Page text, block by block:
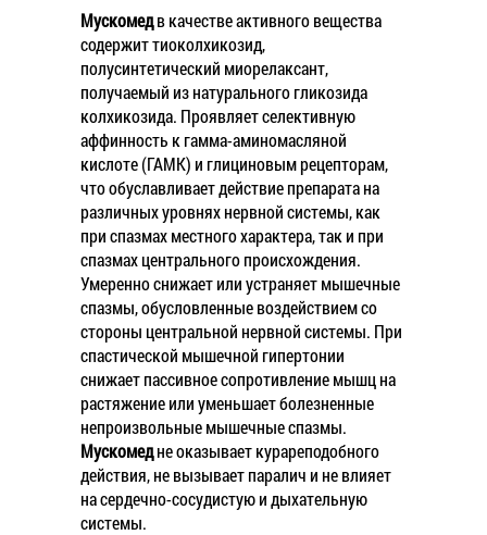
Мускомедв качестве активного вещества
содержит тиоколхикозид,
полусинтетический миорелаксант,
получаемый из натурального гликозида
колхикозида. Проявляет селективную
аффинность к гамма-аминомасляной
кислоте (ГАМК) и глициновым рецепторам,
что обуславливает действие препарата на
различных уровнях нервной системы, как
при спазмах местного характера, так и при
спазмах центрального происхождения.
Умеренно снижает или устраняет мышечные
спазмы, обусловленные воздействием со
стороны центральной нервной системы. При
спастической мышечной гипертонии
снижает пассивное сопротивление мышц на
растяжение или уменьшает болезненные
непроизвольные мышечные спазмы.
Мускомедне оказывает курареподобного
действия, не вызывает паралич и не влияет
на сердечно-сосудистую и дыхательную
системы.